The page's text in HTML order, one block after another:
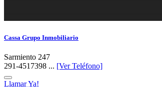
Cassa Grupo Inmobiliario
Sarmiento 247
291-4517398 ... [Ver Teléfono]
Llamar Ya!